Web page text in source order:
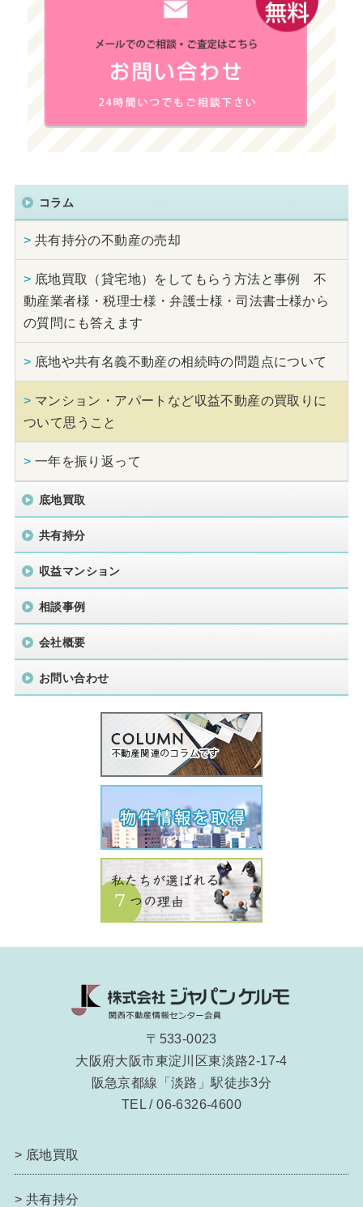
コラム
> 共有持分の不動産の売却
> 底地買取（貸宅地）をしてもらう方法と事例 不
動産業者様・税理士様・弁護士様・司法書士様から
の質問にも答えます
> 底地や共有名義不動産の相続時の問題点について
> マンション・アパートなど収益不動産の買取りに
ついて思うこと
> 一年を振り返って
底地買取
共有持分
収益マンション
相談事例
会社概要
お問い合わせ
〒533-0023
大阪府大阪市東淀川区東淡路2-17-4
阪急京都線「淡路」駅徒歩3分
TEL / 06-6326-4600
> 底地買取
> 共有持分